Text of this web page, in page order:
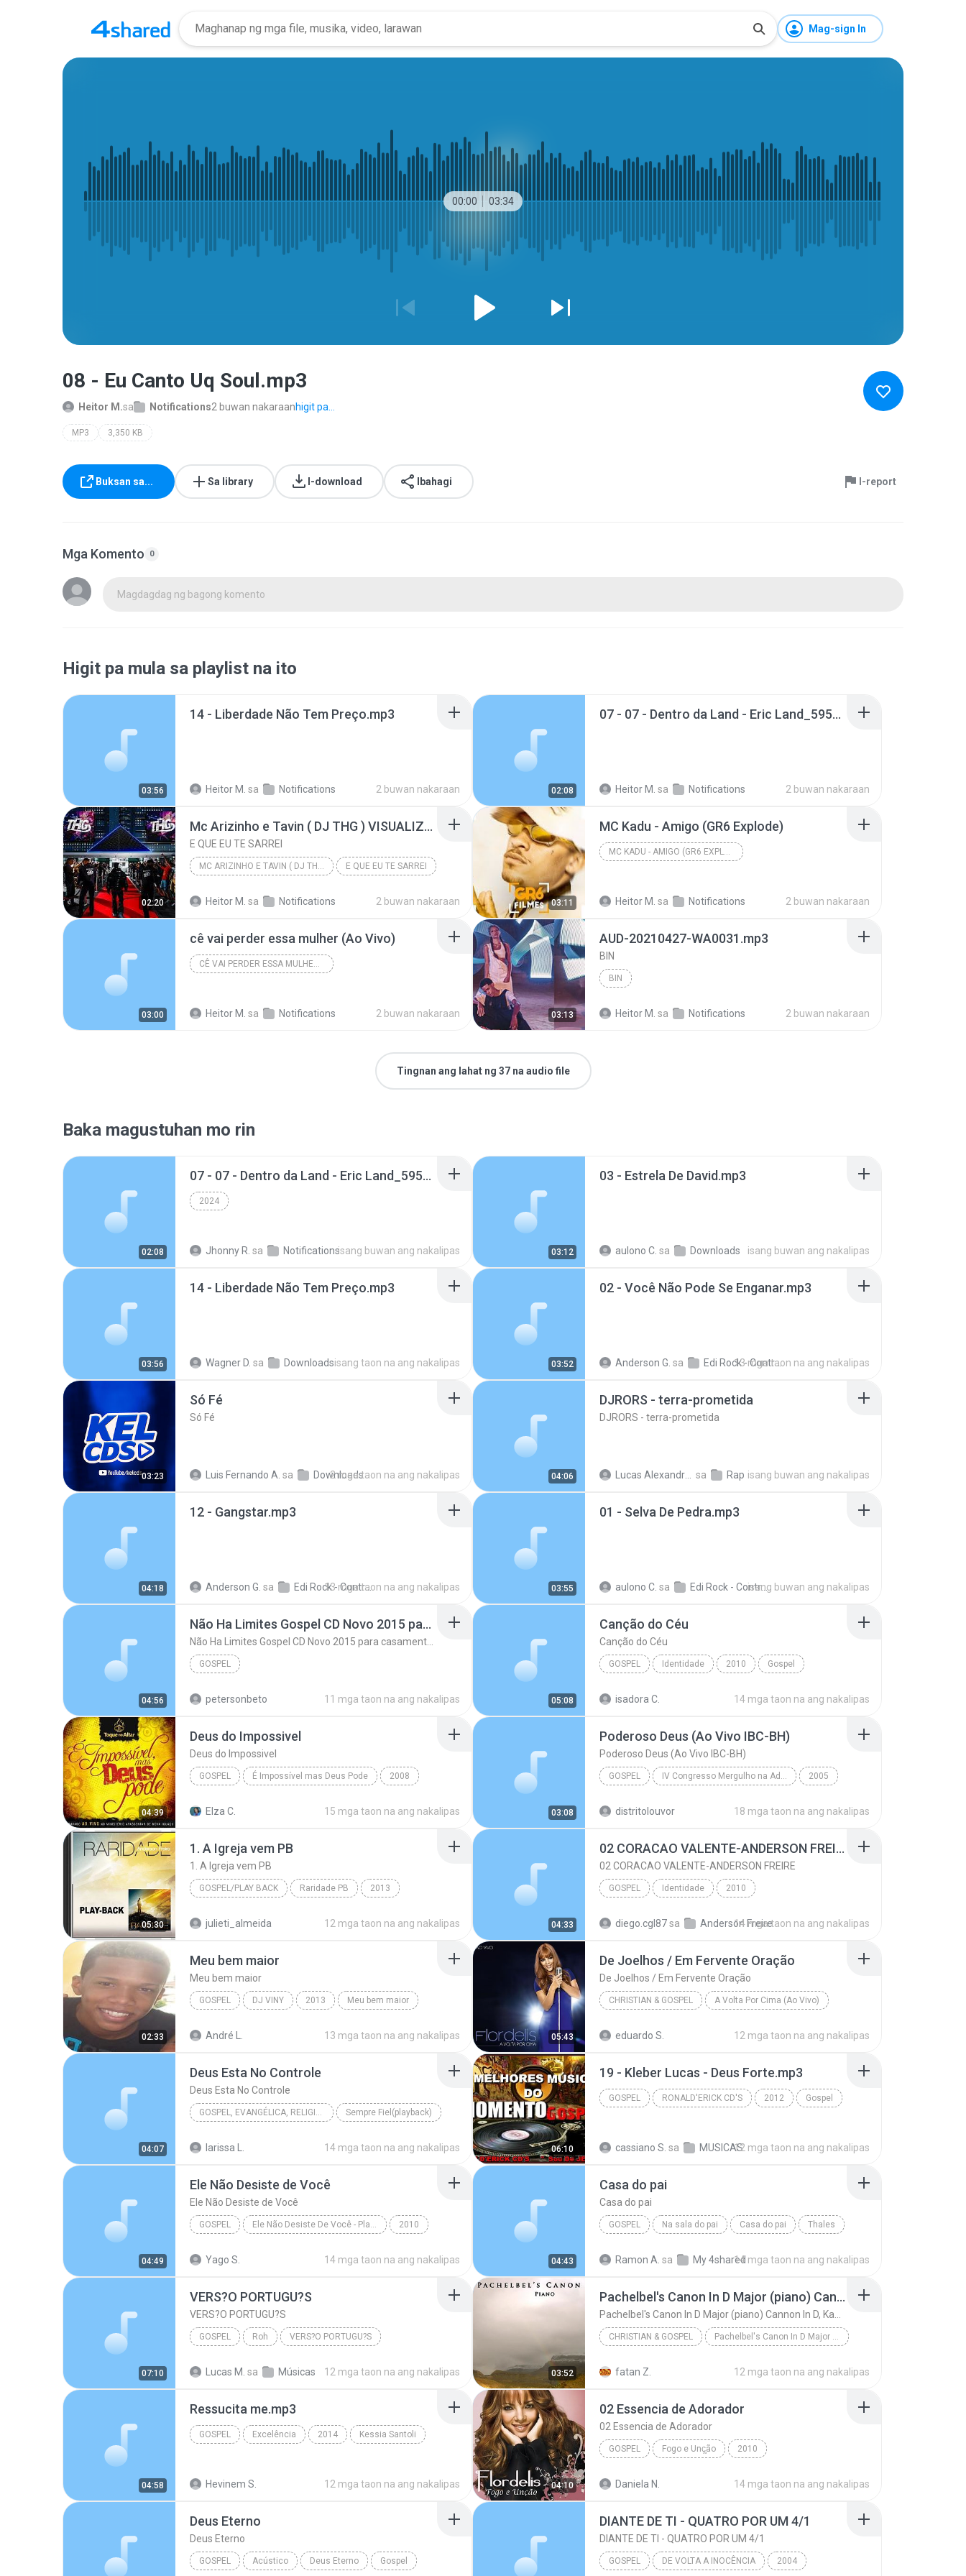
Mag-sign In
00:00 03:34
08 - Eu Canto Uq Soul.mp3
Heitor M.sa Notifications2 buwan nakaraanhigit pa...
MP3 3,350 KB
Buksan sa... Sa library I-download Ibahagi I-report
Mga Komento 0
Magdagdag ng bagong komento
Higit pa mula sa playlist na ito
03:56
14 - Liberdade Não Tem Preço.mp3
Heitor M. sa Notifications 2 buwan nakaraan 02:08
07 - 07 - Dentro da Land - Eric Land_59592373.mp3
Heitor M. sa Notifications 2 buwan nakaraan
02:20
Mc Arizinho e Tavin ( DJ THG ) VISUALIZER
E QUE EU TE SARREI
MC ARIZINHO E TAVIN ( DJ THG ) VISUALIZER E QUE EU TE SARREI
Heitor M. sa Notifications 2 buwan nakaraan 03:11
MC Kadu - Amigo (GR6 Explode)
MC KADU - AMIGO (GR6 EXPLODE)
Heitor M. sa Notifications 2 buwan nakaraan
03:00
cê vai perder essa mulher (Ao Vivo)
CÊ VAI PERDER ESSA MULHER (AO VIVO)
Heitor M. sa Notifications 2 buwan nakaraan 03:13
AUD-20210427-WA0031.mp3
BIN
BIN
Heitor M. sa Notifications 2 buwan nakaraan
Tingnan ang lahat ng 37 na audio file
Baka magustuhan mo rin
02:08
07 - 07 - Dentro da Land - Eric Land_59592373.mp3
2024
Jhonny R. sa Notificationsisang buwan ang nakalipas 03:12
03 - Estrela De David.mp3
aulono C. sa Downloads isang buwan ang nakalipas
03:56
14 - Liberdade Não Tem Preço.mp3
Wagner D. sa Downloadsisang taon na ang nakalipas 03:52
02 - Você Não Pode Se Enganar.mp3
Anderson G. sa Edi Rock - Contra Nós Ninguém Será
13 mga taon na ang nakalipas
03:23
Só Fé
Só Fé
Luis Fernando A. sa Downloads
2 mga taon na ang nakalipas 04:06
DJRORS - terra-prometida
DJRORS - terra-prometida
sa Rap isang buwan ang nakalipas
04:18
12 - Gangstar.mp3
Anderson G. sa Edi Rock - Contra Nós Ninguém Será
13 mga taon na ang nakalipas 03:55
01 - Selva De Pedra.mp3
aulono C. sa Edi Rock - Contra Nós Ninguém Será
isang buwan ang nakalipas
04:56
Não Ha Limites Gospel CD Novo 2015 para casamento casal musica romantica
GOSPEL
petersonbeto 11 mga taon na ang nakalipas 05:08
Canção do Céu
Canção do Céu
GOSPEL Identidade 2010 Gospel
isadora C. 14 mga taon na ang nakalipas
04:39
Deus do Impossivel
Deus do Impossivel
GOSPEL É Impossível mas Deus Pode 2008
Elza C. 15 mga taon na ang nakalipas 03:08
Poderoso Deus (Ao Vivo IBC-BH)
Poderoso Deus (Ao Vivo IBC-BH)
GOSPEL IV Congresso Mergulho na Adoração 2005
distritolouvor 18 mga taon na ang nakalipas
05:30
1. A Igreja vem PB
1. A Igreja vem PB
GOSPEL/PLAY BACK Raridade PB 2013
julieti_almeida 12 mga taon na ang nakalipas 04:33
02 CORACAO VALENTE-ANDERSON FREIRE
02 CORACAO VALENTE-ANDERSON FREIRE
GOSPEL Identidade 2010
diego.cgl87sa Anderson Freire
14 mga taon na ang nakalipas
02:33
Meu bem maior
Meu bem maior
GOSPEL DJ VINY 2013 Meu bem maior
André L. 13 mga taon na ang nakalipas 05:43
De Joelhos / Em Fervente Oração
De Joelhos / Em Fervente Oração
CHRISTIAN & GOSPEL A Volta Por Cima (Ao Vivo)
eduardo S. 12 mga taon na ang nakalipas
04:07
Deus Esta No Controle
Deus Esta No Controle
GOSPEL, EVANGÉLICA, RELIGIOSA Sempre Fiel(playback)
larissa L. 14 mga taon na ang nakalipas 06:10
19 - Kleber Lucas - Deus Forte.mp3
GOSPEL RONALD'ERICK CD'S 2012 Gospel
cassiano S. sa MUSICAS12 mga taon na ang nakalipas
04:49
Ele Não Desiste de Você
Ele Não Desiste de Você
GOSPEL Ele Não Desiste De Você - Playback 2010
Yago S. 14 mga taon na ang nakalipas 04:43
Casa do pai
Casa do pai
GOSPEL Na sala do pai Casa do pai Thales
Ramon A. sa My 4shared14 mga taon na ang nakalipas
07:10
VERS?O PORTUGU?S
VERS?O PORTUGU?S
GOSPEL Roh VERS?O PORTUGU?S
Lucas M. sa Músicas 12 mga taon na ang nakalipas 03:52
Pachelbel's Canon In D Major (piano) Cannon In D, Kanon In
CHRISTIAN & GOSPEL Pachelbel's Canon In D Major (piano)
fatan Z. 12 mga taon na ang nakalipas
04:58
Ressucita me.mp3
GOSPEL Excelência 2014 Kessia Santoli
Hevinem S. 12 mga taon na ang nakalipas 04:10
02 Essencia de Adorador
02 Essencia de Adorador
GOSPEL Fogo e Unç̧ão 2010
Daniela N. 14 mga taon na ang nakalipas
Deus Eterno
Deus Eterno
GOSPEL Acústico Deus Eterno Gospel
DIANTE DE TI - QUATRO POR UM 4/1
DIANTE DE TI - QUATRO POR UM 4/1
GOSPEL DE VOLTA A INOCÊNCIA 2004